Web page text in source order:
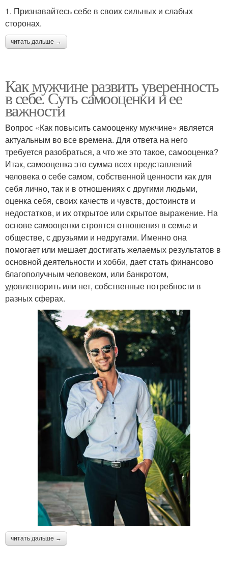
1. Признавайтесь себе в своих сильных и слабых
сторонах.
читать дальше →
Как мужчине развить уверенность
в себе. Суть самооценки и ее
важности
Вопрос «Как повысить самооценку мужчине» является
актуальным во все времена. Для ответа на него
требуется разобраться, а что же это такое, самооценка?
Итак, самооценка это сумма всех представлений
человека о себе самом, собственной ценности как для
себя лично, так и в отношениях с другими людьми,
оценка себя, своих качеств и чувств, достоинств и
недостатков, и их открытое или скрытое выражение. На
основе самооценки строятся отношения в семье и
обществе, с друзьями и недругами. Именно она
помогает или мешает достигать желаемых результатов в
основной деятельности и хобби, дает стать финансово
благополучным человеком, или банкротом,
удовлетворить или нет, собственные потребности в
разных сферах.
читать дальше →